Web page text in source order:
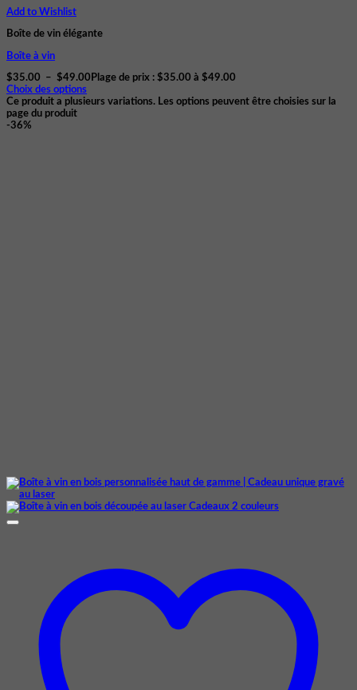
Add to Wishlist
Boîte de vin élégante
Boîte à vin
$35.00 – $49.00 Plage de prix : $35.00 à $49.00
Choix des options
Ce produit a plusieurs variations. Les options peuvent être choisies sur la
page du produit
-36%